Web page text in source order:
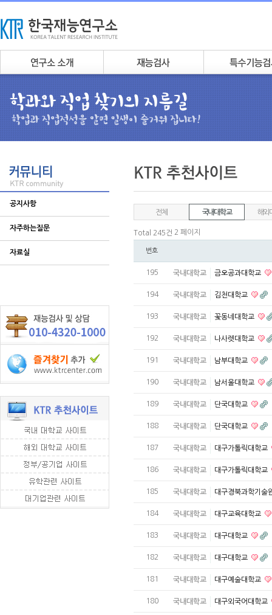
공지사항
자주하는질문
자료실
전체 국내대학교 해외
Total 245건 2 페이지
번호
195 국내대학교 금오공과대학교
194 국내대학교 김천대학교
193 국내대학교 꽃동네대학교
192 국내대학교 나사렛대학교
191 국내대학교 남부대학교
190 국내대학교 남서울대학교
189 국내대학교 단국대학교
188 국내대학교 단국대학교
187 국내대학교 대구가톨릭대학교
186 국내대학교 대구가톨릭대학교
185 국내대학교 대구경북과학기술
184 국내대학교 대구교육대학교
183 국내대학교 대구대학교
182 국내대학교 대구대학교
181 국내대학교 대구예술대학교
180 국내대학교 대구외국어대학교